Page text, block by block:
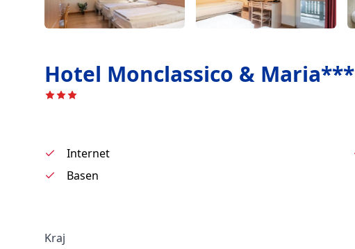
Hotel Monclassico & Maria***
Internet
Basen
Kraj